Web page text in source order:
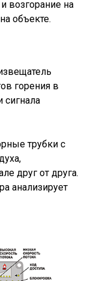
возгорание на
объекте.
горения в
трубки с
друг от друга.
анализирует